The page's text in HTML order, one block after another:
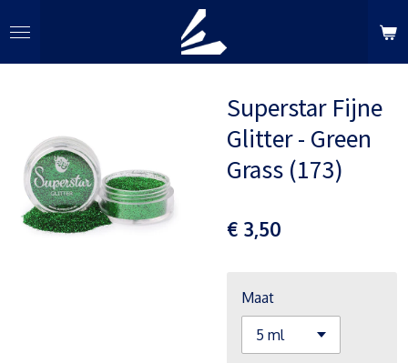
direct
naar
Superstar Fijne
Glitter - Green
Grass (173)
€ 3,50
Maat